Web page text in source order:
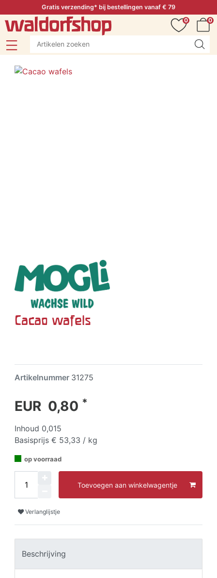
Gratis verzending* bij bestellingen vanaf € 79
0
0
Cacao wafels
Artikelnummer 31275
EUR 0,80 *
Inhoud 0,015
Basisprijs € 53,33 / kg
op voorraad
Toevoegen aan winkelwagentje
Verlanglijstje
Beschrijving